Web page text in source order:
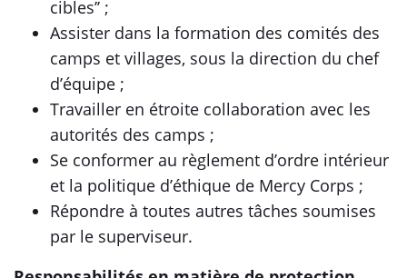
cibles’’ ;
Assister dans la formation des comités des
camps et villages, sous la direction du chef
d’équipe ;
Travailler en étroite collaboration avec les
autorités des camps ;
Se conformer au règlement d’ordre intérieur
et la politique d’éthique de Mercy Corps ;
Répondre à toutes autres tâches soumises
par le superviseur.